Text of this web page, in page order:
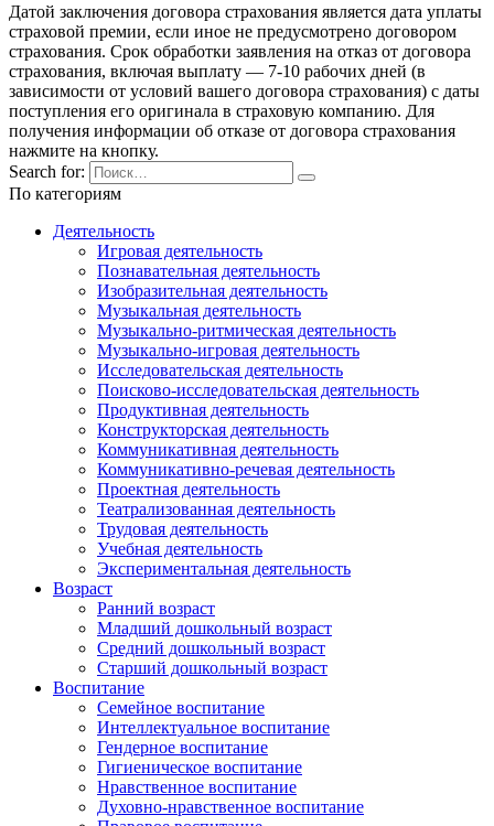
Датой заключения договора страхования является дата уплаты
страховой премии, если иное не предусмотрено договором
страхования. Срок обработки заявления на отказ от договора
страхования, включая выплату — 7-10 рабочих дней (в
зависимости от условий вашего договора страхования) с даты
поступления его оригинала в страховую компанию. Для
получения информации об отказе от договора страхования
нажмите на кнопку.
Search for:
По категориям
Деятельность
Игровая деятельность
Познавательная деятельность
Изобразительная деятельность
Музыкальная деятельность
Музыкально-ритмическая деятельность
Музыкально-игровая деятельность
Исследовательская деятельность
Поисково-исследовательская деятельность
Продуктивная деятельность
Конструкторская деятельность
Коммуникативная деятельность
Коммуникативно-речевая деятельность
Проектная деятельность
Театрализованная деятельность
Трудовая деятельность
Учебная деятельность
Экспериментальная деятельность
Возраст
Ранний возраст
Младший дошкольный возраст
Средний дошкольный возраст
Старший дошкольный возраст
Воспитание
Семейное воспитание
Интеллектуальное воспитание
Гендерное воспитание
Гигиеническое воспитание
Нравственное воспитание
Духовно-нравственное воспитание